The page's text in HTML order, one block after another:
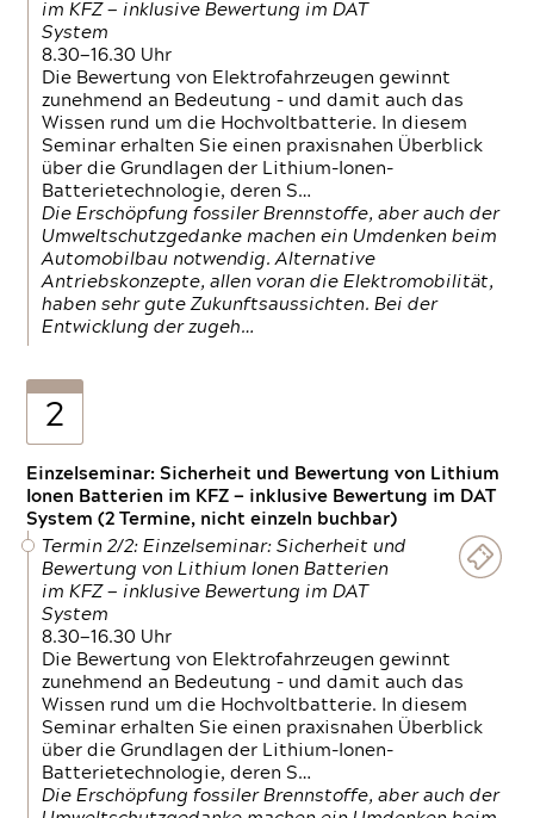
im KFZ — inklusive Bewertung im DAT
System
8.30—16.30 Uhr
Die Bewertung von Elektrofahrzeugen gewinnt
zunehmend an Bedeutung – und damit auch das
Wissen rund um die Hochvoltbatterie. In diesem
Seminar erhalten Sie einen praxisnahen Überblick
über die Grundlagen der Lithium-Ionen-
Batterietechnologie, deren S…
Die Erschöpfung fossiler Brennstoffe, aber auch der
Umweltschutzgedanke machen ein Umdenken beim
Automobilbau notwendig. Alternative
Antriebskonzepte, allen voran die Elektromobilität,
haben sehr gute Zukunftsaussichten. Bei der
Entwicklung der zugeh…
2
Einzelseminar: Sicherheit und Bewertung von Lithium
Ionen Batterien im KFZ — inklusive Bewertung im DAT
System (2 Termine, nicht einzeln buchbar)
Termin 2/2: Einzelseminar: Sicherheit und
Bewertung von Lithium Ionen Batterien
im KFZ — inklusive Bewertung im DAT
System
8.30—16.30 Uhr
Die Bewertung von Elektrofahrzeugen gewinnt
zunehmend an Bedeutung – und damit auch das
Wissen rund um die Hochvoltbatterie. In diesem
Seminar erhalten Sie einen praxisnahen Überblick
über die Grundlagen der Lithium-Ionen-
Batterietechnologie, deren S…
Die Erschöpfung fossiler Brennstoffe, aber auch der